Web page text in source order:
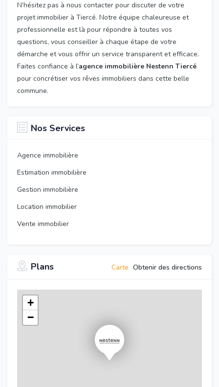
N’hésitez pas à nous contacter pour discuter de votre
projet immobilier à Tiercé. Notre équipe chaleureuse et
professionnelle est là pour répondre à toutes vos
questions, vous conseiller à chaque étape de votre
démarche et vous offrir un service transparent et efficace.
Faites confiance à l’agence immobilière Nestenn Tiercé
pour concrétiser vos rêves immobiliers dans cette belle
commune.
Nos Services
Agence immobilière
Estimation immobilière
Gestion immobilière
Location immobilier
Vente immobilier
Plans Carte Obtenir des directions
+
−